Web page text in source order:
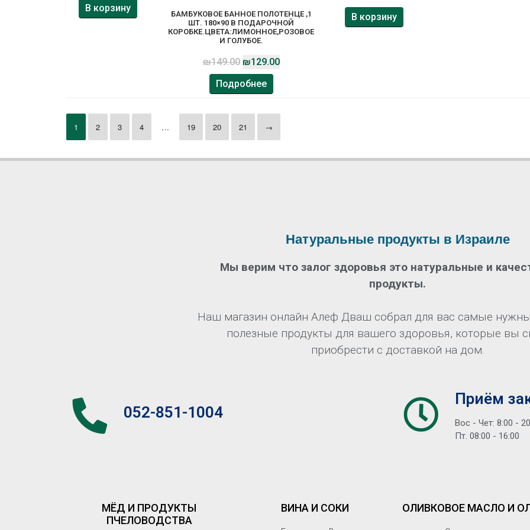
В корзину
БАМБУКОВОЕ БАННОЕ ПОЛОТЕНЦЕ ,1
ШТ. 180×90 В ПОДАРОЧНОЙ
КОРОБКЕ.ЦВЕТА:ЛИМОННОЕ,РОЗОВОЕ
И ГОЛУБОЕ.
₪149.00 ₪129.00
Подробнее
В корзину
1 2 3 4 … 19 20 21 →
Натуральные продукты в Израиле
Мы верим что залог здоровья это натуральные и
продукты.
Наш магазин онлайн Алеф Дваш собрал для вас самые
полезные продукты для вашего здоровья, которые вы
приобрести с доставкой на дом.
052-851-1004
Приём
Вос - Чет: 8:00 -
Пт. 08:00 - 16:00
МЁД И ПРОДУКТЫ
ПЧЕЛОВОДСТВА
ВИНА И СОКИ ОЛИВКОВОЕ МАСЛО И